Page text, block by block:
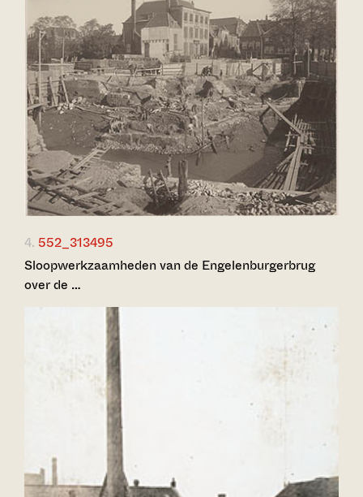
4. 552_313495
Sloopwerkzaamheden van de Engelenburgerbrug
over de …